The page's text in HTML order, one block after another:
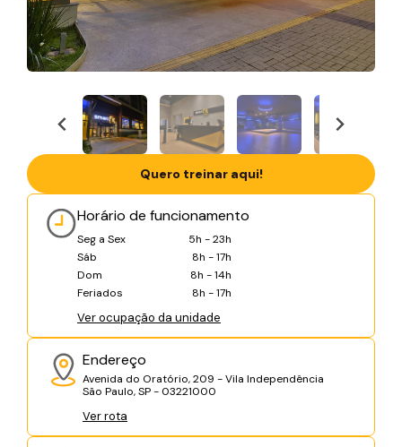
Horário de funcionamento
Seg a Sex
5h - 23h
Sáb
8h - 17h
Dom
8h - 14h
Feriados
8h - 17h
Ver ocupação da unidade
Endereço
Avenida do Oratório, 209 - Vila Independência
São Paulo, SP - 03221000
Ver rota
Quero treinar aqui!